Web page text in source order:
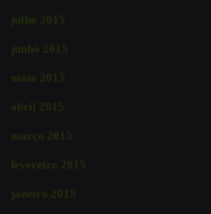
julho 2015
junho 2015
maio 2015
abril 2015
março 2015
fevereiro 2015
janeiro 2015